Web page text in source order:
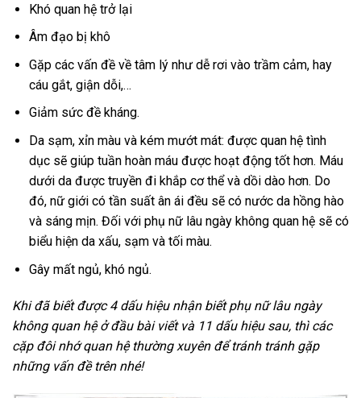
Khó quan hệ trở lại
Âm đạo bị khô
Gặp các vấn đề về tâm lý như dễ rơi vào trầm cảm, hay
cáu gắt, giận dỗi,…
Giảm sức đề kháng.
Da sạm, xỉn màu và kém mướt mát: được quan hệ tình
dục sẽ giúp tuần hoàn máu được hoạt động tốt hơn. Máu
dưới da được truyền đi khắp cơ thể và dồi dào hơn. Do
đó, nữ giới có tần suất ân ái đều sẽ có nước da hồng hào
và sáng mịn. Đối với phụ nữ lâu ngày không quan hệ sẽ có
biểu hiện da xấu, sạm và tối màu.
Gây mất ngủ, khó ngủ.
Khi đã biết được 4 dấu hiệu nhận biết phụ nữ lâu ngày
không quan hệ ở đầu bài viết và 11 dấu hiệu sau, thì các
cặp đôi nhớ quan hệ thường xuyên để tránh tránh gặp
những vấn đề trên nhé!